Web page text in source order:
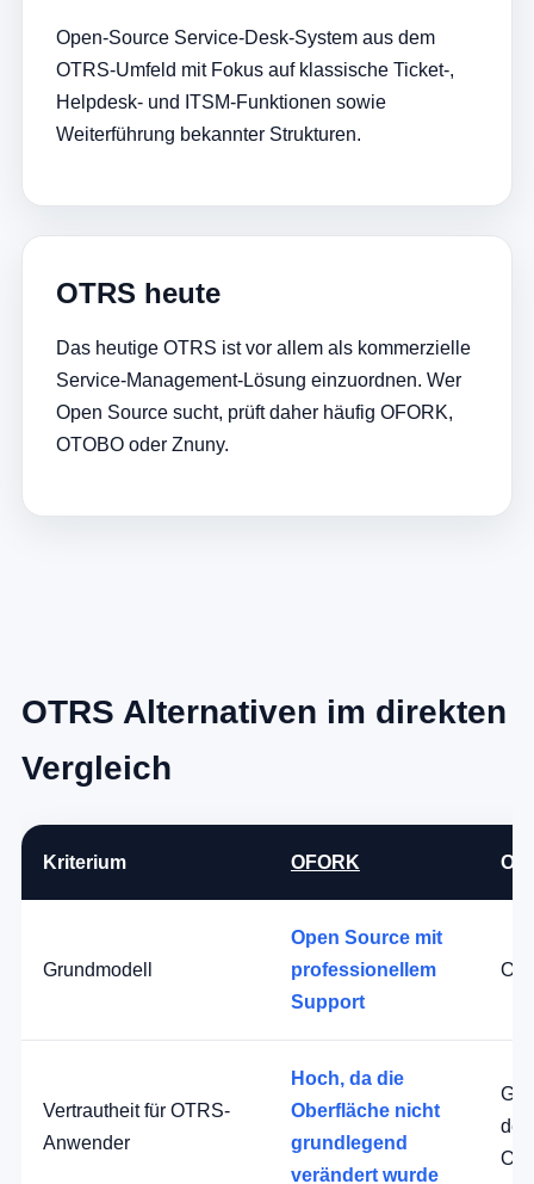
Open-Source Service-Desk-System aus dem
OTRS-Umfeld mit Fokus auf klassische Ticket-,
Helpdesk- und ITSM-Funktionen sowie
Weiterführung bekannter Strukturen.
OTRS heute
Das heutige OTRS ist vor allem als kommerzielle
Service-Management-Lösung einzuordnen. Wer
Open Source sucht, prüft daher häufig OFORK,
OTOBO oder Znuny.
OTRS Alternativen im direkten
Vergleich
Kriterium OFORK
Grundmodell
Open Source mit
professionellem
Support
Vertrautheit für OTRS-
Anwender
Hoch, da die
Oberfläche nicht
grundlegend
verändert wurde